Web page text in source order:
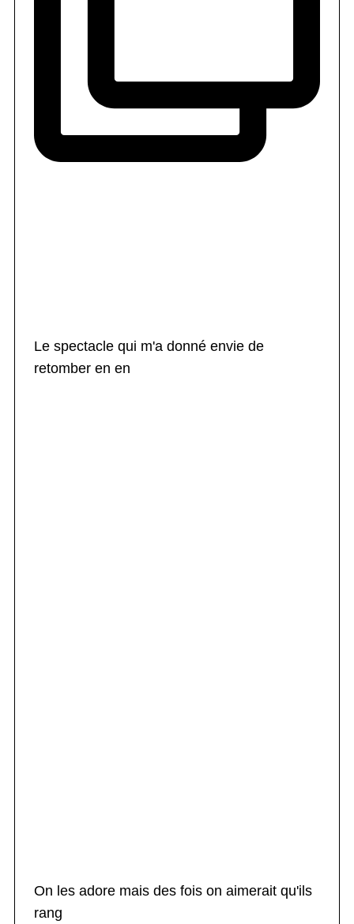
Le spectacle qui m'a donné envie de
retomber en en
On les adore mais des fois on aimerait qu'ils
rang